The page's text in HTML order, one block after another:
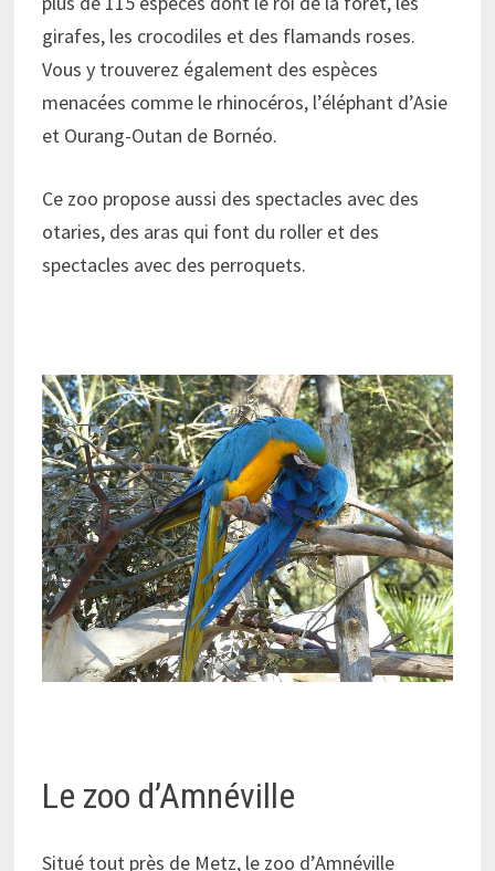
girafes, les crocodiles et des flamands roses.
Vous y trouverez également des espèces
menacées comme le rhinocéros, l’éléphant d’Asie
et Ourang-Outan de Bornéo.
Ce zoo propose aussi des spectacles avec des
otaries, des aras qui font du roller et des
spectacles avec des perroquets.
Le zoo d’Amnéville
Situé tout près de Metz, le zoo d’Amnéville